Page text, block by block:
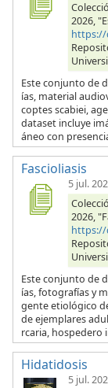
2026,
https://
Este conjunto de
ías, material
coptes scabiei,
dataset incluye
áneo con
Fascioliasis
5 jul.
2026,
https://
Este conjunto de
ías, fotografías y
gente etiológico
de ejemplares
rcaria, hospedero
Hidatidosis
5 jul.